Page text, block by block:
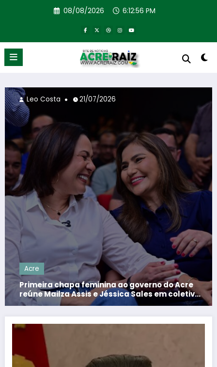
08/08/2026 6:12:57 PM
ao governo do Acre
Jéssica Sales em coletiva
2026
Acre
Socorro Neri
repasses do SUS
03/